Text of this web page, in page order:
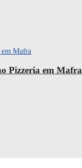
Pizzeria em Mafra